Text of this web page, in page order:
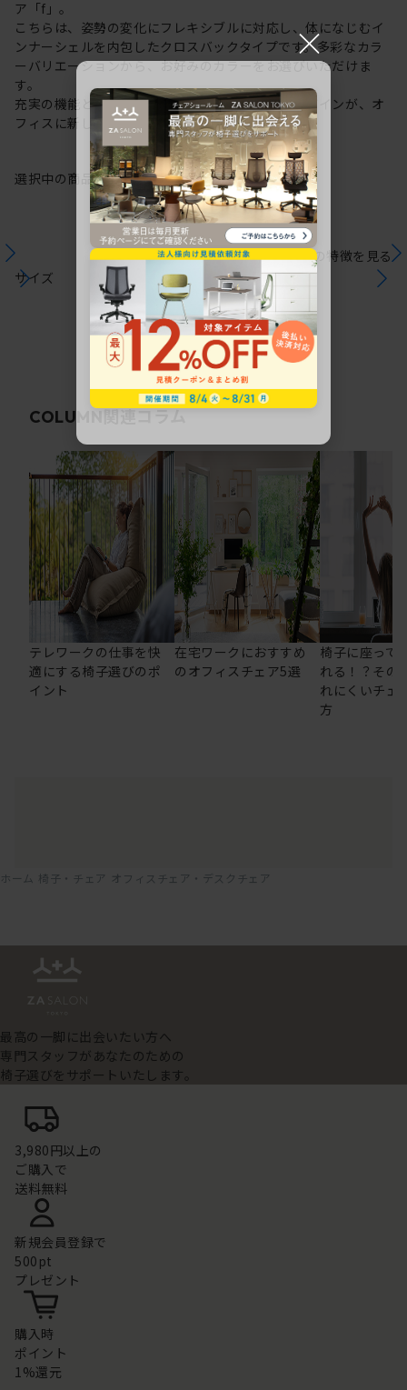
ア「f」。
こちらは、姿勢の変化にフレキシブルに対応し、体になじむイ
ンナーシェルを内包したクロスバックタイプです。多彩なカラ
ーバリエーションから、お好みのカラーをお選びいただけま
す。
充実の機能と一体となった透明感のある美しいデザインが、オ
フィスに新しい風を運びます。
選択中の商品情報保証注意事項
サイズ
シリーズの特徴を見る
COLUMN 関連コラム
テレワークの仕事を快
適にする椅子選びのポ
イント
在宅ワークにおすすめ
のオフィスチェア5選
椅子に座って
れる！？その
れにくいチェ
方
ホーム 椅子・チェア オフィスチェア・デスクチェア
最高の一脚に出会いたい方へ
専門スタッフがあなたのための
椅子選びをサポートいたします。
3,980円以上の
ご購入で
送料無料
新規会員登録で
500pt
プレゼント
購入時
ポイント
1%還元
×